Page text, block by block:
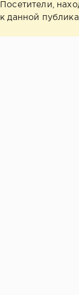
Посетители,
к данной